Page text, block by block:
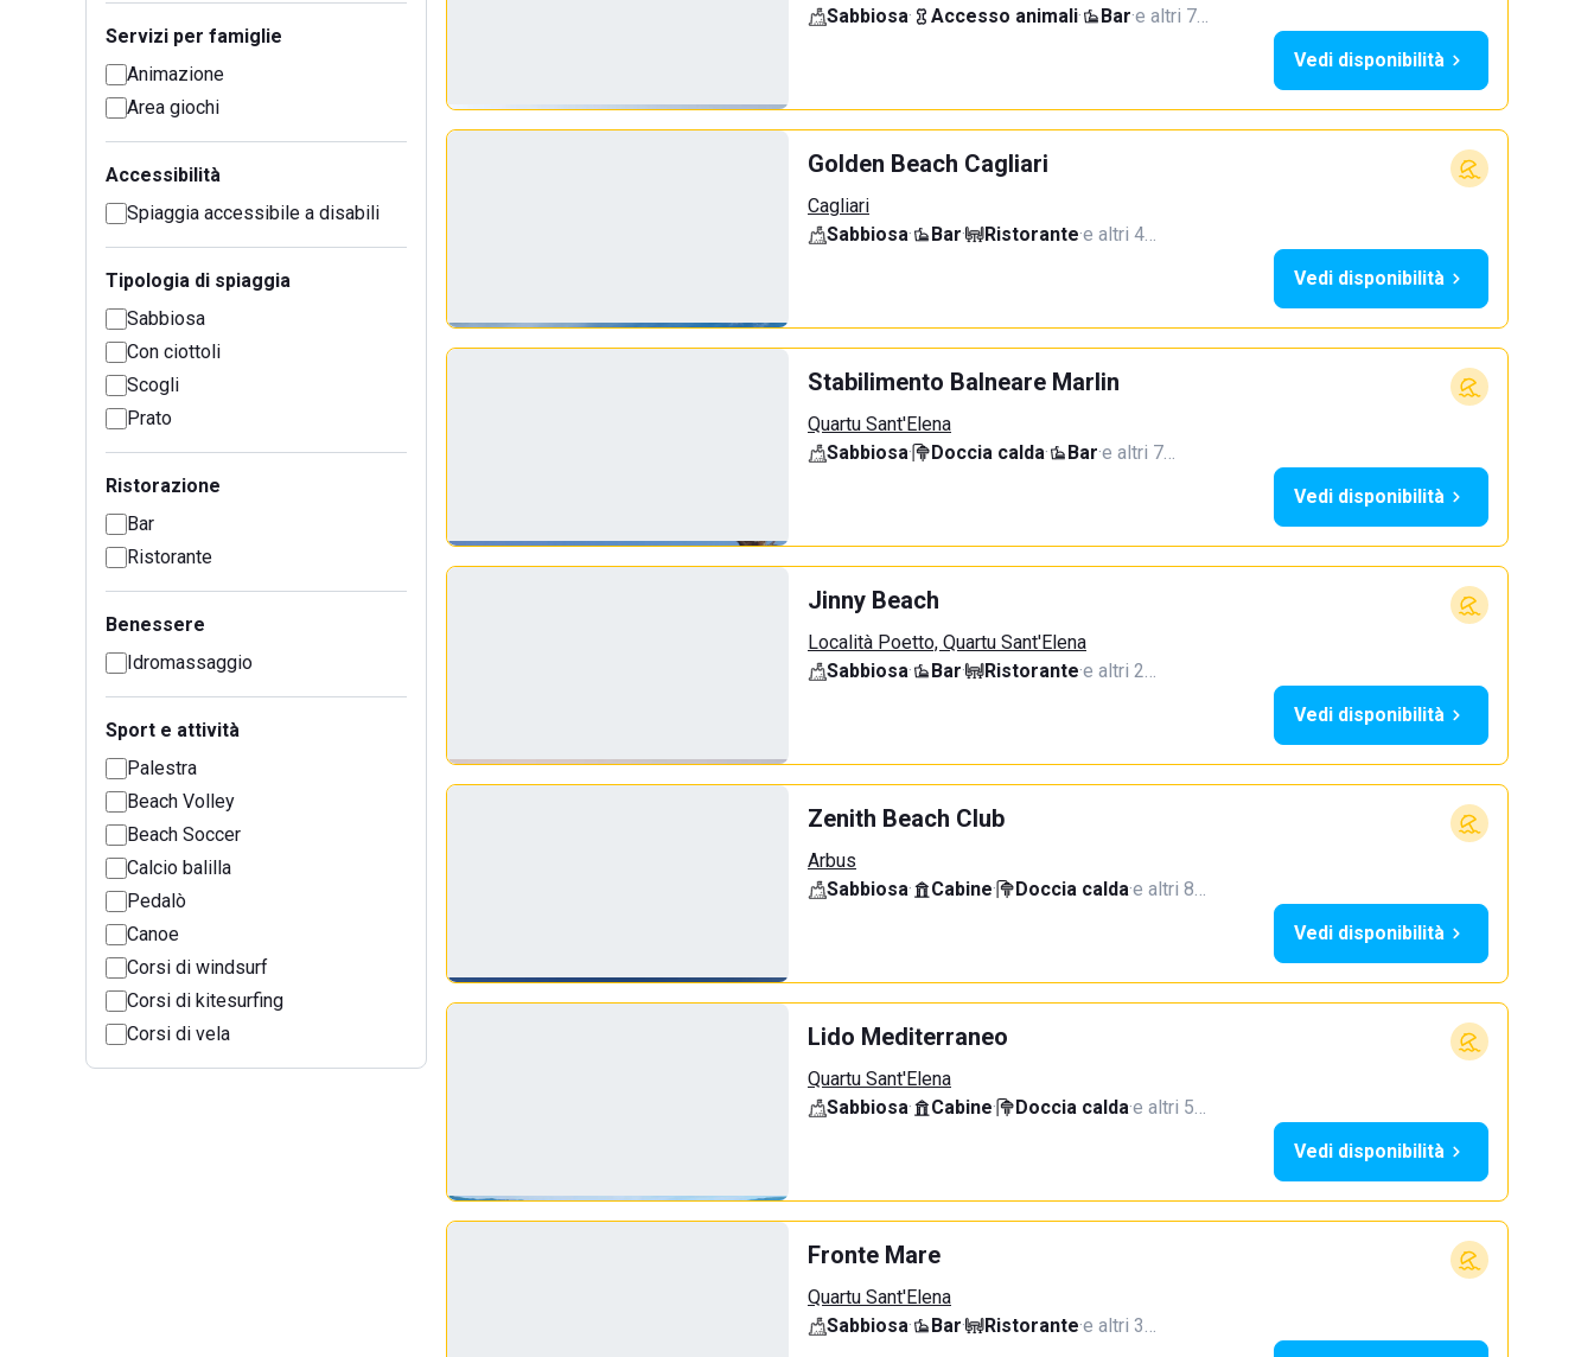
Servizi per famiglie
Animazione
Area giochi
Accessibilità
Spiaggia accessibile a disabili
Tipologia di spiaggia
Sabbiosa
Con ciottoli
Scogli
Prato
Ristorazione
Bar
Ristorante
Benessere
Idromassaggio
Sport e attività
Palestra
Beach Volley
Beach Soccer
Calcio balilla
Pedalò
Canoe
Corsi di windsurf
Corsi di kitesurfing
Corsi di vela
Sabbiosa· Accesso animali· Bar·e altri 7…
Vedi disponibilità
Golden Beach Cagliari
Cagliari
Sabbiosa· Bar· Ristorante·e altri 4…
Vedi disponibilità
Stabilimento Balneare Marlin
Quartu Sant'Elena
Sabbiosa· Doccia calda· Bar·e altri 7…
Vedi disponibilità
Jinny Beach
Località Poetto, Quartu Sant'Elena
Sabbiosa· Bar· Ristorante·e altri 2…
Vedi disponibilità
Zenith Beach Club
Arbus
Sabbiosa· Cabine· Doccia calda·e altri 8…
Vedi disponibilità
Lido Mediterraneo
Quartu Sant'Elena
Sabbiosa· Cabine· Doccia calda·e altri 5…
Vedi disponibilità
Fronte Mare
Quartu Sant'Elena
Sabbiosa· Bar· Ristorante·e altri 3…